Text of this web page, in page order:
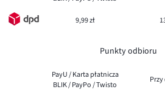
9,99 zł
Punkty odbioru
PayU / Karta płatnicza
BLIK / PayPo / Twisto